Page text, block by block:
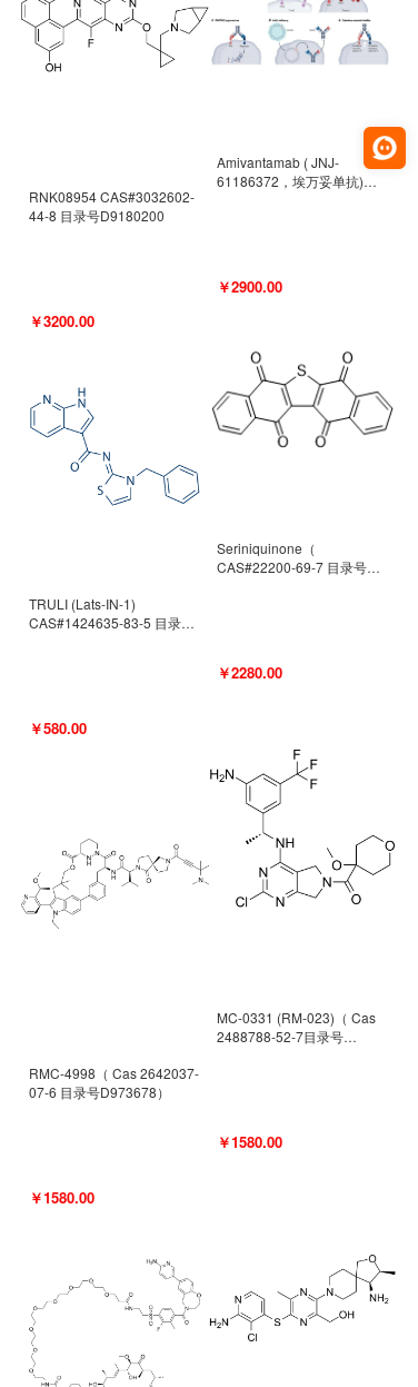
RNK08954 CAS#3032602-
44-8 目录号D9180200
￥3200.00
TRULI (Lats-IN-1)
CAS#1424635-83-5 目录号
￥580.00
RMC-4998（ Cas 2642037-
07-6 目录号D973678）
￥1580.00
Amivantamab ( JNJ-
61186372，埃万妥单抗)
￥2900.00
Seriniquinone（
CAS#22200-69-7 目录号
￥2280.00
MC-0331 (RM-023)（ Cas
2488788-52-7目录号
￥1580.00